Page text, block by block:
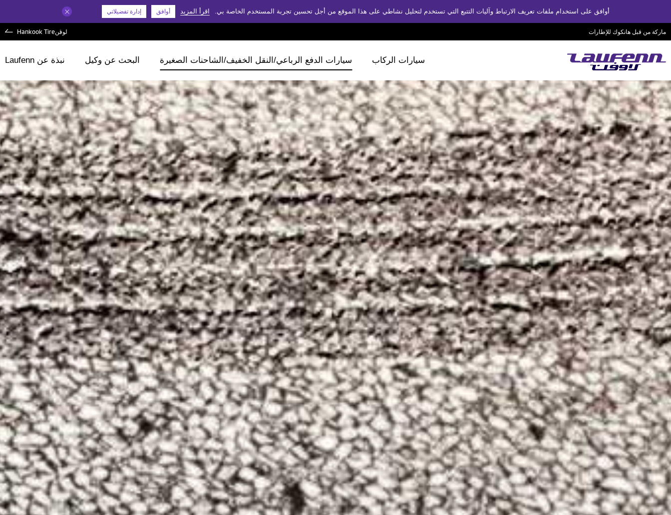
أوافق على استخدام ملفات تعريف الارتباط وآليات التتبع التي تستخدم لتحليل نشاطي على هذا الموقع من أجل تحسين تجربة المستخدم الخاصة بي. اقرأ المزيد أوافق إدارة تفضيلاتي
ماركة من قبل هانكوك للإطارات لوفنHankook Tire
سيارات الركاب سيارات الدفع الرباعي/النقل الخفيف/الشاحنات الصغيرة البحث عن وكيل نبذة عن Laufenn